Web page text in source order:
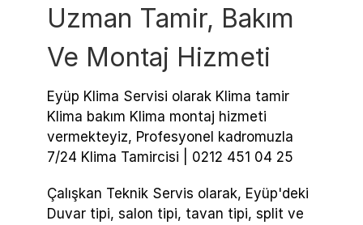
Uzman Tamir, Bakım
Ve Montaj Hizmeti
Eyüp Klima Servisi olarak Klima tamir
Klima bakım Klima montaj hizmeti
vermekteyiz, Profesyonel kadromuzla
7/24 Klima Tamircisi | 0212 451 04 25
Çalışkan Teknik Servis olarak, Eyüp'deki
Duvar tipi, salon tipi, tavan tipi, split ve